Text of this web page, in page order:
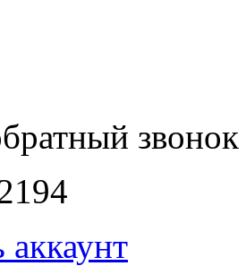
звонок
аккаунт